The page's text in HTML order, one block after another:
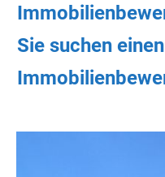
Sie suchen